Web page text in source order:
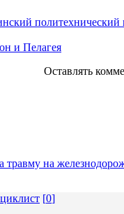
политехнический
и Пелагея
Оставлять
на
[0]